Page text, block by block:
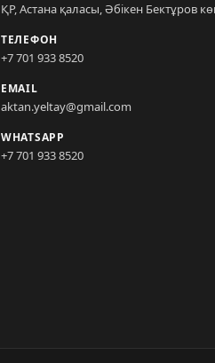
ҚР, Астана қаласы, Әбікен Бектұров
ТЕЛЕФОН
+7 701 933 8520
EMAIL
aktan.yeltay@gmail.com
WHATSAPP
+7 701 933 8520